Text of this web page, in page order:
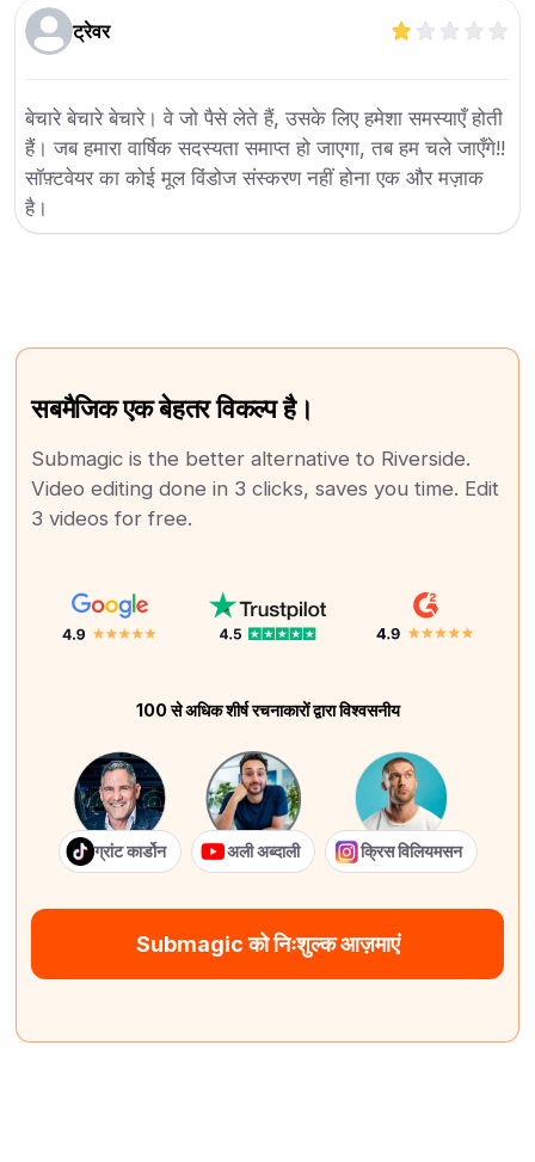
ट्रेवर
बेचारे बेचारे बेचारे। वे जो पैसे लेते हैं, उसके लिए हमेशा समस्याएँ होती
हैं। जब हमारा वार्षिक सदस्यता समाप्त हो जाएगा, तब हम चले जाएँगे!!
सॉफ़्टवेयर का कोई मूल विंडोज संस्करण नहीं होना एक और मज़ाक
है।
सबमैजिक एक बेहतर विकल्प है।
Submagic is the better alternative to Riverside.
Video editing done in 3 clicks, saves you time. Edit
3 videos for free.
100 से अधिक शीर्ष रचनाकारों द्वारा विश्वसनीय
ग्रांट कार्डोन अली अब्दाली क्रिस विलियमसन
Submagic को निःशुल्क आज़माएं